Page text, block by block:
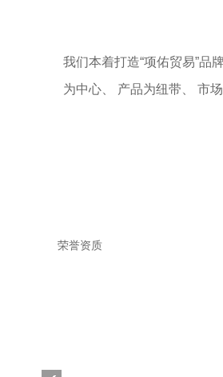
我们本着打造“项佑贸易”品
为中心、 产品为纽带、 市
荣誉资质